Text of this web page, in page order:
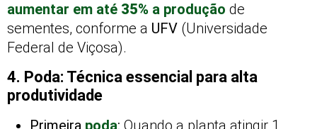
aumentar em até 35% a produção de
sementes, conforme a UFV (Universidade
Federal de Viçosa).
4. Poda: Técnica essencial para alta
produtividade
Primeira poda: Quando a planta atingir 1